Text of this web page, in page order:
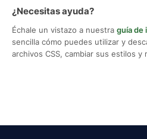
¿Necesitas ayuda?
Échale un vistazo a nuestra guía de
sencilla cómo puedes utilizar y
archivos CSS, cambiar sus estilos y